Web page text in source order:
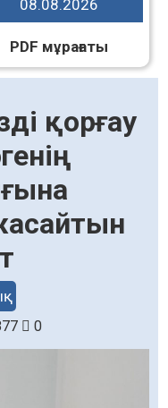
08.08.2026
PDF мұрағаты
қорғау
0